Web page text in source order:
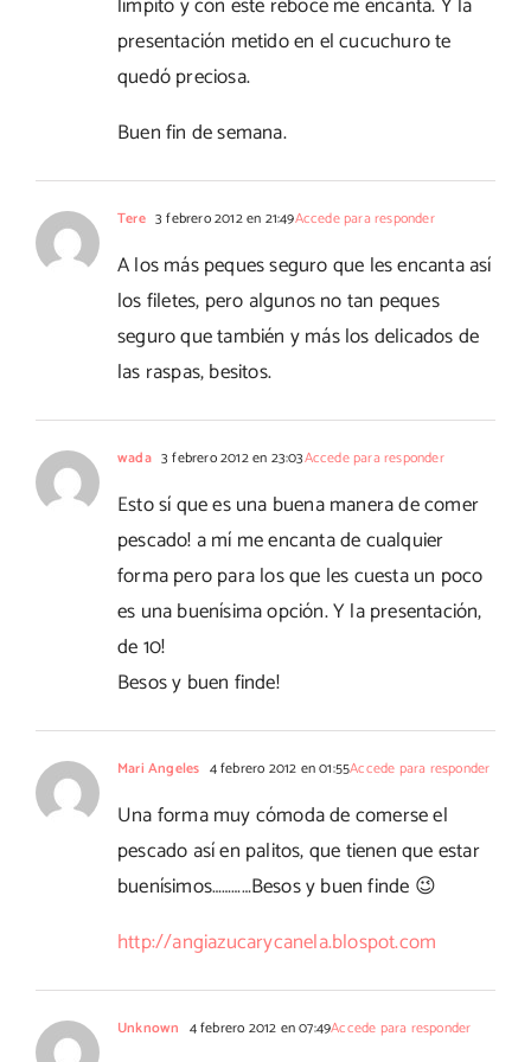
presentación metido en el cucuchuro te
quedó preciosa.
Buen fin de semana.
Tere 3 febrero 2012 en 21:49Accede para responder
A los más peques seguro que les encanta así
los filetes, pero algunos no tan peques
seguro que también y más los delicados de
las raspas, besitos.
wada 3 febrero 2012 en 23:03Accede para responder
Esto sí que es una buena manera de comer
pescado! a mí me encanta de cualquier
forma pero para los que les cuesta un poco
es una buenísima opción. Y la presentación,
de 10!
Besos y buen finde!
Mari Angeles 4 febrero 2012 en 01:55Accede para responder
Una forma muy cómoda de comerse el
pescado así en palitos, que tienen que estar
buenísimos…………Besos y buen finde 😉
http://angiazucarycanela.blospot.com
Unknown 4 febrero 2012 en 07:49Accede para responder